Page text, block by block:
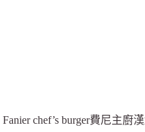
Fanier chef’s burger費尼主廚